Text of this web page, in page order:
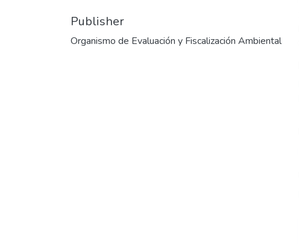
Publisher
Organismo de Evaluación y Fiscalización Ambiental